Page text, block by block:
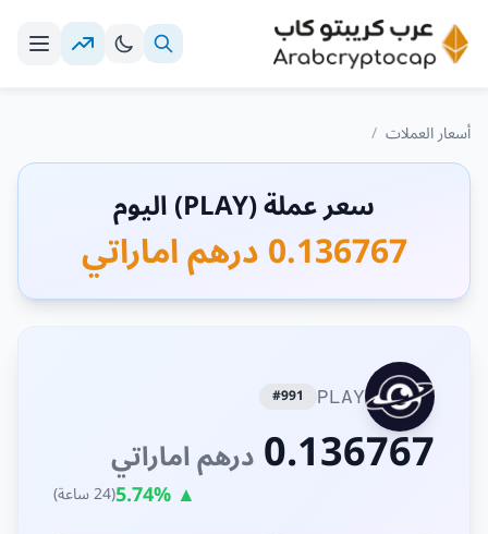
أسعار العملات /
سعر عملة (PLAY) اليوم
0.136767 درهم اماراتي
PLAY
#991
0.136767درهم اماراتي
▲ 5.74% (24 ساعة)